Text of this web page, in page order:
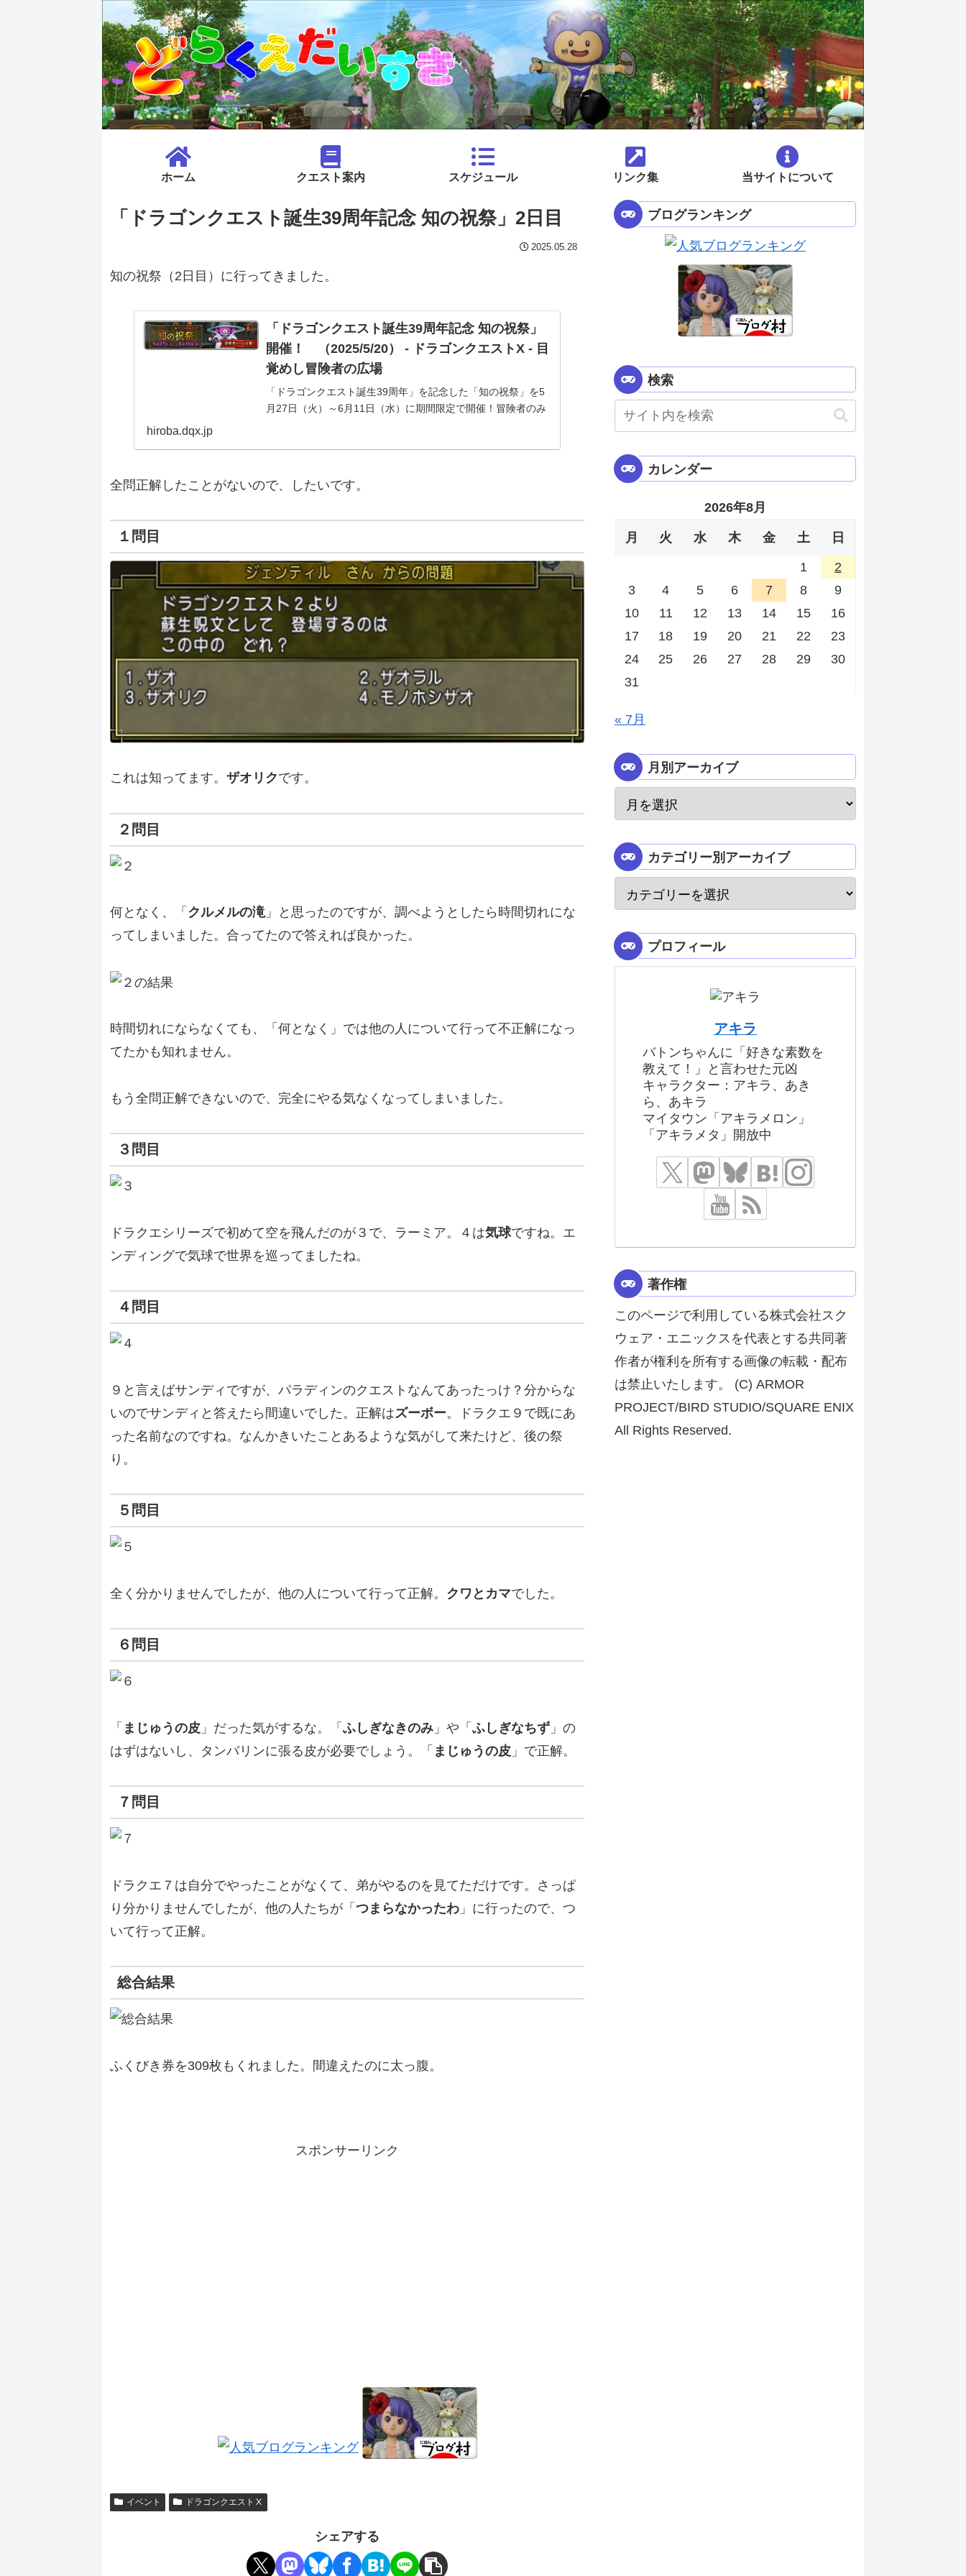
ホーム クエスト案内 スケジュール リンク集 当サイトについて
「ドラゴンクエスト誕生39周年記念 知の祝祭」2日目
2025.05.28
知の祝祭（2日目）に行ってきました。
「ドラゴンクエスト誕生39周年記念 知の祝祭」
開催！ （2025/5/20） - ドラゴンクエストX - 目
覚めし冒険者の広場
「ドラゴンクエスト誕生39周年」を記念した「知の祝祭」を5
月27日（火）～6月11日（水）に期間限定で開催！冒険者のみ
hiroba.dqx.jp
全問正解したことがないので、したいです。
１問目
これは知ってます。 ザオリクです。
２問目
何となく、「 クルメルの滝」と思ったのですが、調べようとしたら時間切れにな
ってしまいました。合ってたので答えれば良かった。
時間切れにならなくても、「何となく」では他の人について行って不正解になっ
てたかも知れません。
もう全問正解できないので、完全にやる気なくなってしまいました。
３問目
ドラクエシリーズで初めて空を飛んだのが３で、ラーミア。４は気球ですね。エ
ンディングで気球で世界を巡ってましたね。
４問目
９と言えばサンディですが、パラディンのクエストなんてあったっけ？分からな
いのでサンディと答えたら間違いでした。正解は ズーボー。ドラクエ９で既にあ
った名前なのですね。なんかきいたことあるような気がして来たけど、後の祭
り。
５問目
全く分かりませんでしたが、他の人について行って正解。 クワとカマでした。
６問目
「 まじゅうの皮 」だった気がするな。「 ふしぎなきのみ 」や「 ふしぎなちず」の
はずはないし、タンバリンに張る皮が必要でしょう。「 まじゅうの皮 」で正解。
７問目
ドラクエ７は自分でやったことがなくて、弟がやるのを見てただけです。さっぱ
り分かりませんでしたが、他の人たちが「 つまらなかったわ 」に行ったので、つ
いて行って正解。
総合結果
ふくびき券を309枚もくれました。間違えたのに太っ腹。
スポンサーリンク
イベント ドラゴンクエストⅩ
シェアする
ブログランキング
検索
カレンダー
2026年8月
月 火 水 木 金 土 日
1
2
3
4 5 6 7 8
9
10
11 12 13 14 15
16
17
18 19 20 21 22
23
24
25 26 27 28 29
30
31
« 7月
月別アーカイブ
カテゴリー別アーカイブ
プロフィール
アキラ
バトンちゃんに「好きな素数を
教えて！」と言わせた元凶
キャラクター：アキラ、あき
ら、あキラ
マイタウン「アキラメロン」
「アキラメタ」開放中
著作権
このページで利用している株式会社スク
ウェア・エニックスを代表とする共同著
作者が権利を所有する画像の転載・配布
は禁止いたします。 (C) ARMOR
PROJECT/BIRD STUDIO/SQUARE ENIX
All Rights Reserved.